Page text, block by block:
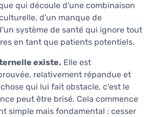
qui découle d'une combinaison
d'un manque de
système de santé qui ignore tout
en tant que patients potentiels.
existe. Elle est
relativement répandue et
qui lui fait obstacle, c'est le
peut être brisé. Cela commence
simple mais fondamental : cesser